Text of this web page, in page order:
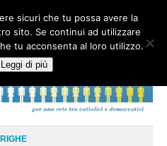
RADICI DOCUMENTAZIONE
sicuri che tu possa avere la
sito. Se continui ad utilizzare
tu acconsenta al loro utilizzo.
Leggi di più